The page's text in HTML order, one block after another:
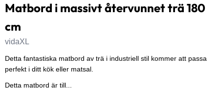
Matbord i massivt återvunnet trä 180
cm
vidaXL
Detta fantastiska matbord av trä i industriell stil kommer att passa
perfekt i ditt kök eller matsal.
Detta matbord är till...